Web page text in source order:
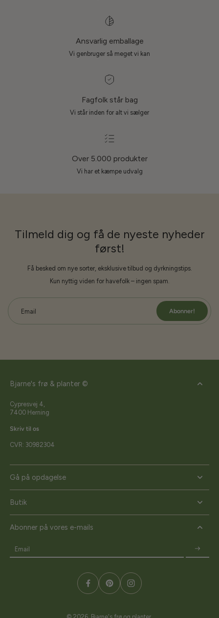
Ansvarlig emballage
Vi genbruger så meget vi kan
Fagfolk står bag
Vi står inden for alt vi sælger
Over 5.000 produkter
Vi har et kæmpe udvalg
Tilmeld dig og få de nyeste nyheder
først!
Få besked om nye sorter, eksklusive tilbud og dyrkningstips.
Kun nyttig viden for havefolk – ingen spam.
Email Abonner!
Bjarne's frø & planter ©
Cypresvej 4,
7400 Herning
Skriv til os
CVR: 30982304
Gå på opdagelse
Butik
Abonner på vores e-mails
Email